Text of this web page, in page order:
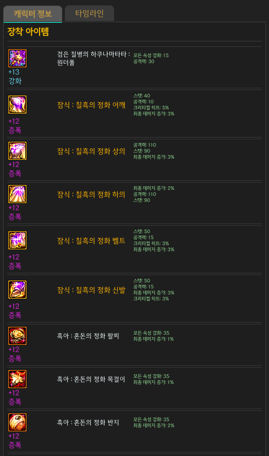
캐릭터 정보 타임라인
검은 질병의 하쿠나마타타 :
원더풀
모든 속성 강화: 15
공격력: 30
+13
강화
잠식 : 칠흑의 정화 어깨
스탯: 40
공격력: 10
크리티컬 히트: 5%
최종 데미지 증가: 3%
+12
증폭
잠식 : 칠흑의 정화 상의
공격력: 110
스탯: 90
최종 데미지 증가: 3%
+12
증폭
잠식 : 칠흑의 정화 하의
최종 데미지 증가: 2%
공격력: 110
스탯: 90
+12
증폭
잠식 : 칠흑의 정화 벨트
스탯: 50
공격력: 15
크리티컬 히트: 3%
최종 데미지 증가: 3%
+12
증폭
잠식 : 칠흑의 정화 신발
스탯: 50
공격력: 15
최종 데미지 증가: 3%
크리티컬 히트: 3%
+12
증폭
흑아 : 혼돈의 정화 팔찌
모든 속성 강화: 35
최종 데미지 증가: 1%
+12
증폭
흑아 : 혼돈의 정화 목걸이
모든 속성 강화: 35
최종 데미지 증가: 1%
+12
증폭
흑아 : 혼돈의 정화 반지
모든 속성 강화: 35
최종 데미지 증가: 2%
+12
증폭